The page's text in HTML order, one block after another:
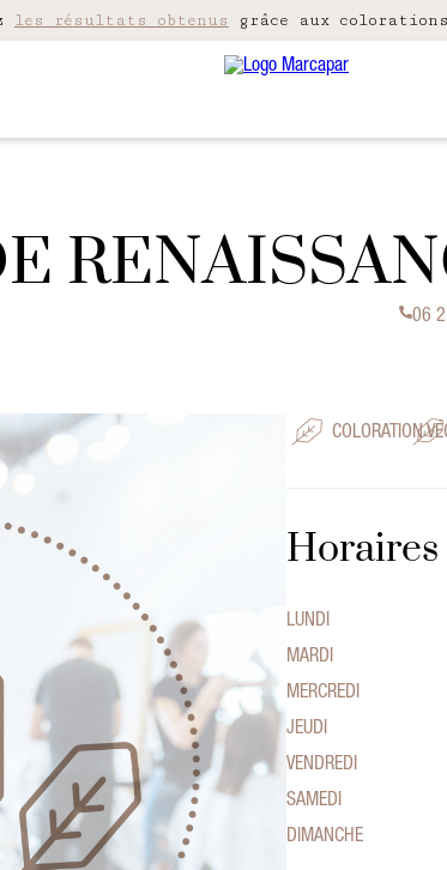
les résultats obtenus grâce aux colorations
06
COLORATION
Horaires
LUNDI
MARDI
MERCREDI
JEUDI
VENDREDI
SAMEDI
DIMANCHE